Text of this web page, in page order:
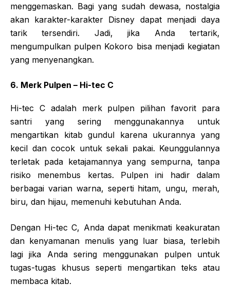
menggemaskan. Bagi yang sudah dewasa, nostalgia
akan karakter-karakter Disney dapat menjadi daya
tarik tersendiri. Jadi, jika Anda tertarik,
mengumpulkan pulpen Kokoro bisa menjadi kegiatan
yang menyenangkan.
6. Merk Pulpen – Hi-tec C
Hi-tec C adalah merk pulpen pilihan favorit para
santri yang sering menggunakannya untuk
mengartikan kitab gundul karena ukurannya yang
kecil dan cocok untuk sekali pakai. Keunggulannya
terletak pada ketajamannya yang sempurna, tanpa
risiko menembus kertas. Pulpen ini hadir dalam
berbagai varian warna, seperti hitam, ungu, merah,
biru, dan hijau, memenuhi kebutuhan Anda.
Dengan Hi-tec C, Anda dapat menikmati keakuratan
dan kenyamanan menulis yang luar biasa, terlebih
lagi jika Anda sering menggunakan pulpen untuk
tugas-tugas khusus seperti mengartikan teks atau
membaca kitab.